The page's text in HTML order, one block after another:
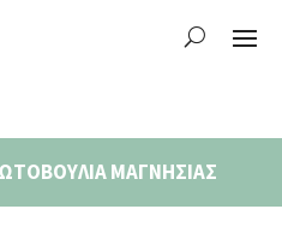
ΜΑΓΝΗΣΙΑΣ